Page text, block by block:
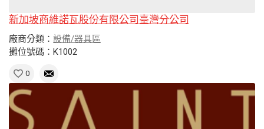
新加坡商維諾瓦股份有限公司臺灣分公司
廠商分類： 設備/器具區
攤位號碼：K1002
0